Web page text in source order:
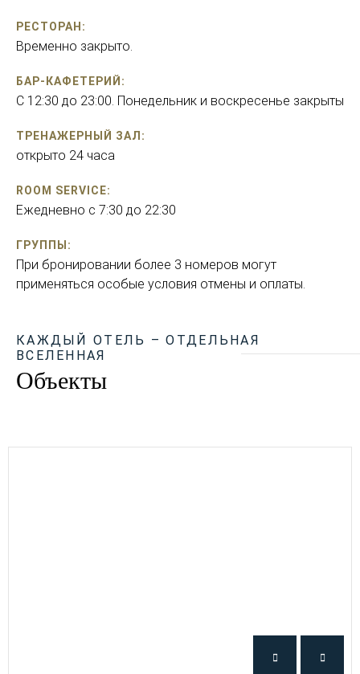
РЕСТОРАН:
Временно закрыто.
БАР-КАФЕТЕРИЙ:
С 12:30 до 23:00. Понедельник и воскресенье закрыты
ТРЕНАЖЕРНЫЙ ЗАЛ:
открыто 24 часа
ROOM SERVICE:
Ежедневно с 7:30 до 22:30
ГРУППЫ:
При бронировании более 3 номеров могут
применяться особые условия отмены и оплаты.
КАЖДЫЙ ОТЕЛЬ – ОТДЕЛЬНАЯ
ВСЕЛЕННАЯ
Объекты